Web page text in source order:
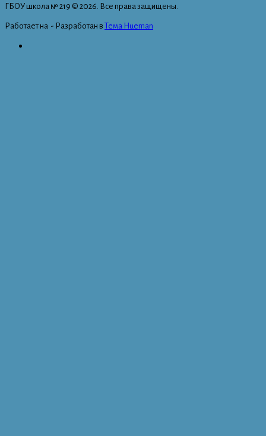
ГБОУ школа № 219 © 2026. Все права защищены.
Работает на - Разработан в Тема Hueman